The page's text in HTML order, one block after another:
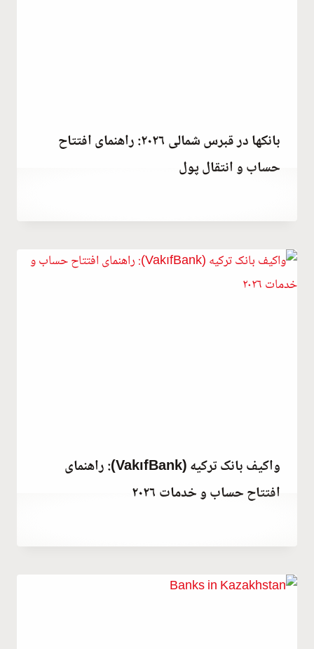
بانکها در قبرس شمالی ۲۰۲۶: راهنمای افتتاح
حساب و انتقال پول
Abdullah
واکیف بانک ترکیه (VakıfBank): راهنمای
افتتاح حساب و خدمات ۲۰۲۶
Abdullah